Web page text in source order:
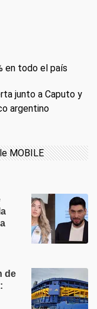
en todo el país
junto a Caputo y
argentino
de